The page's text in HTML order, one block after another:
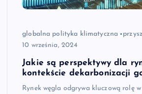
globalna polityka klimatyczna
10 września, 2024
Jakie są perspektywy dla
kontekście dekarbonizacji
Rynek węgla odgrywa kluczową rolę